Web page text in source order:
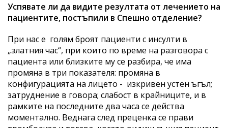
Успявате ли да видите резултата от лечението на
пациентите, постъпили в Спешно отделение?
При нас е голям броят пациенти с инсулти в
„златния час“, при които по време на разговора с
пациента или близките му се разбира, че има
промяна в три показателя: промяна в
конфигурацията на лицето - изкривен устен ъгъл;
затруднение в говора; слабост в крайниците, и в
рамките на последните два часа се действа
моментално. Веднага след преценка се прави